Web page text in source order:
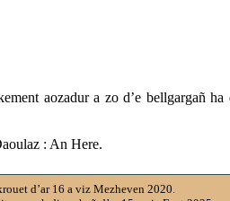
aozadur a zo d’e bellgargañ
: An Here.
d’ar 16 a viz Mezheven 2020.